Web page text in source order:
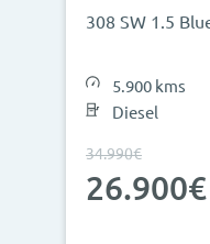
308 SW 1.5
5.900 kms
Diesel
34.990€
26.900€